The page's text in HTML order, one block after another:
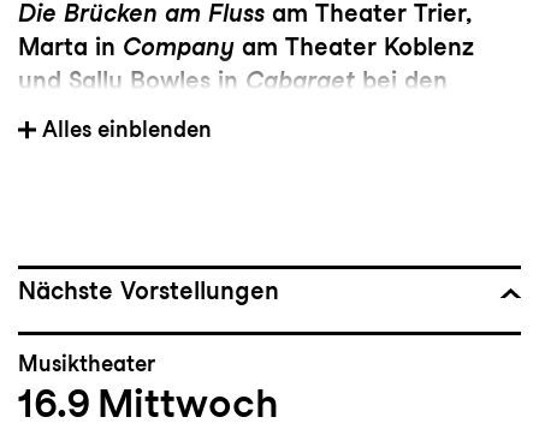
Die Brücken am Fluss am Theater Trier,
Marta in Company am Theater Koblenz
und Sally Bowles in Cabaraet bei den
Clingenburg Festspielen. Zuletzt spielte sie
Jo in
Alles einblenden
Nächste Vorstellungen
Musiktheater
16.9 Mittwoch